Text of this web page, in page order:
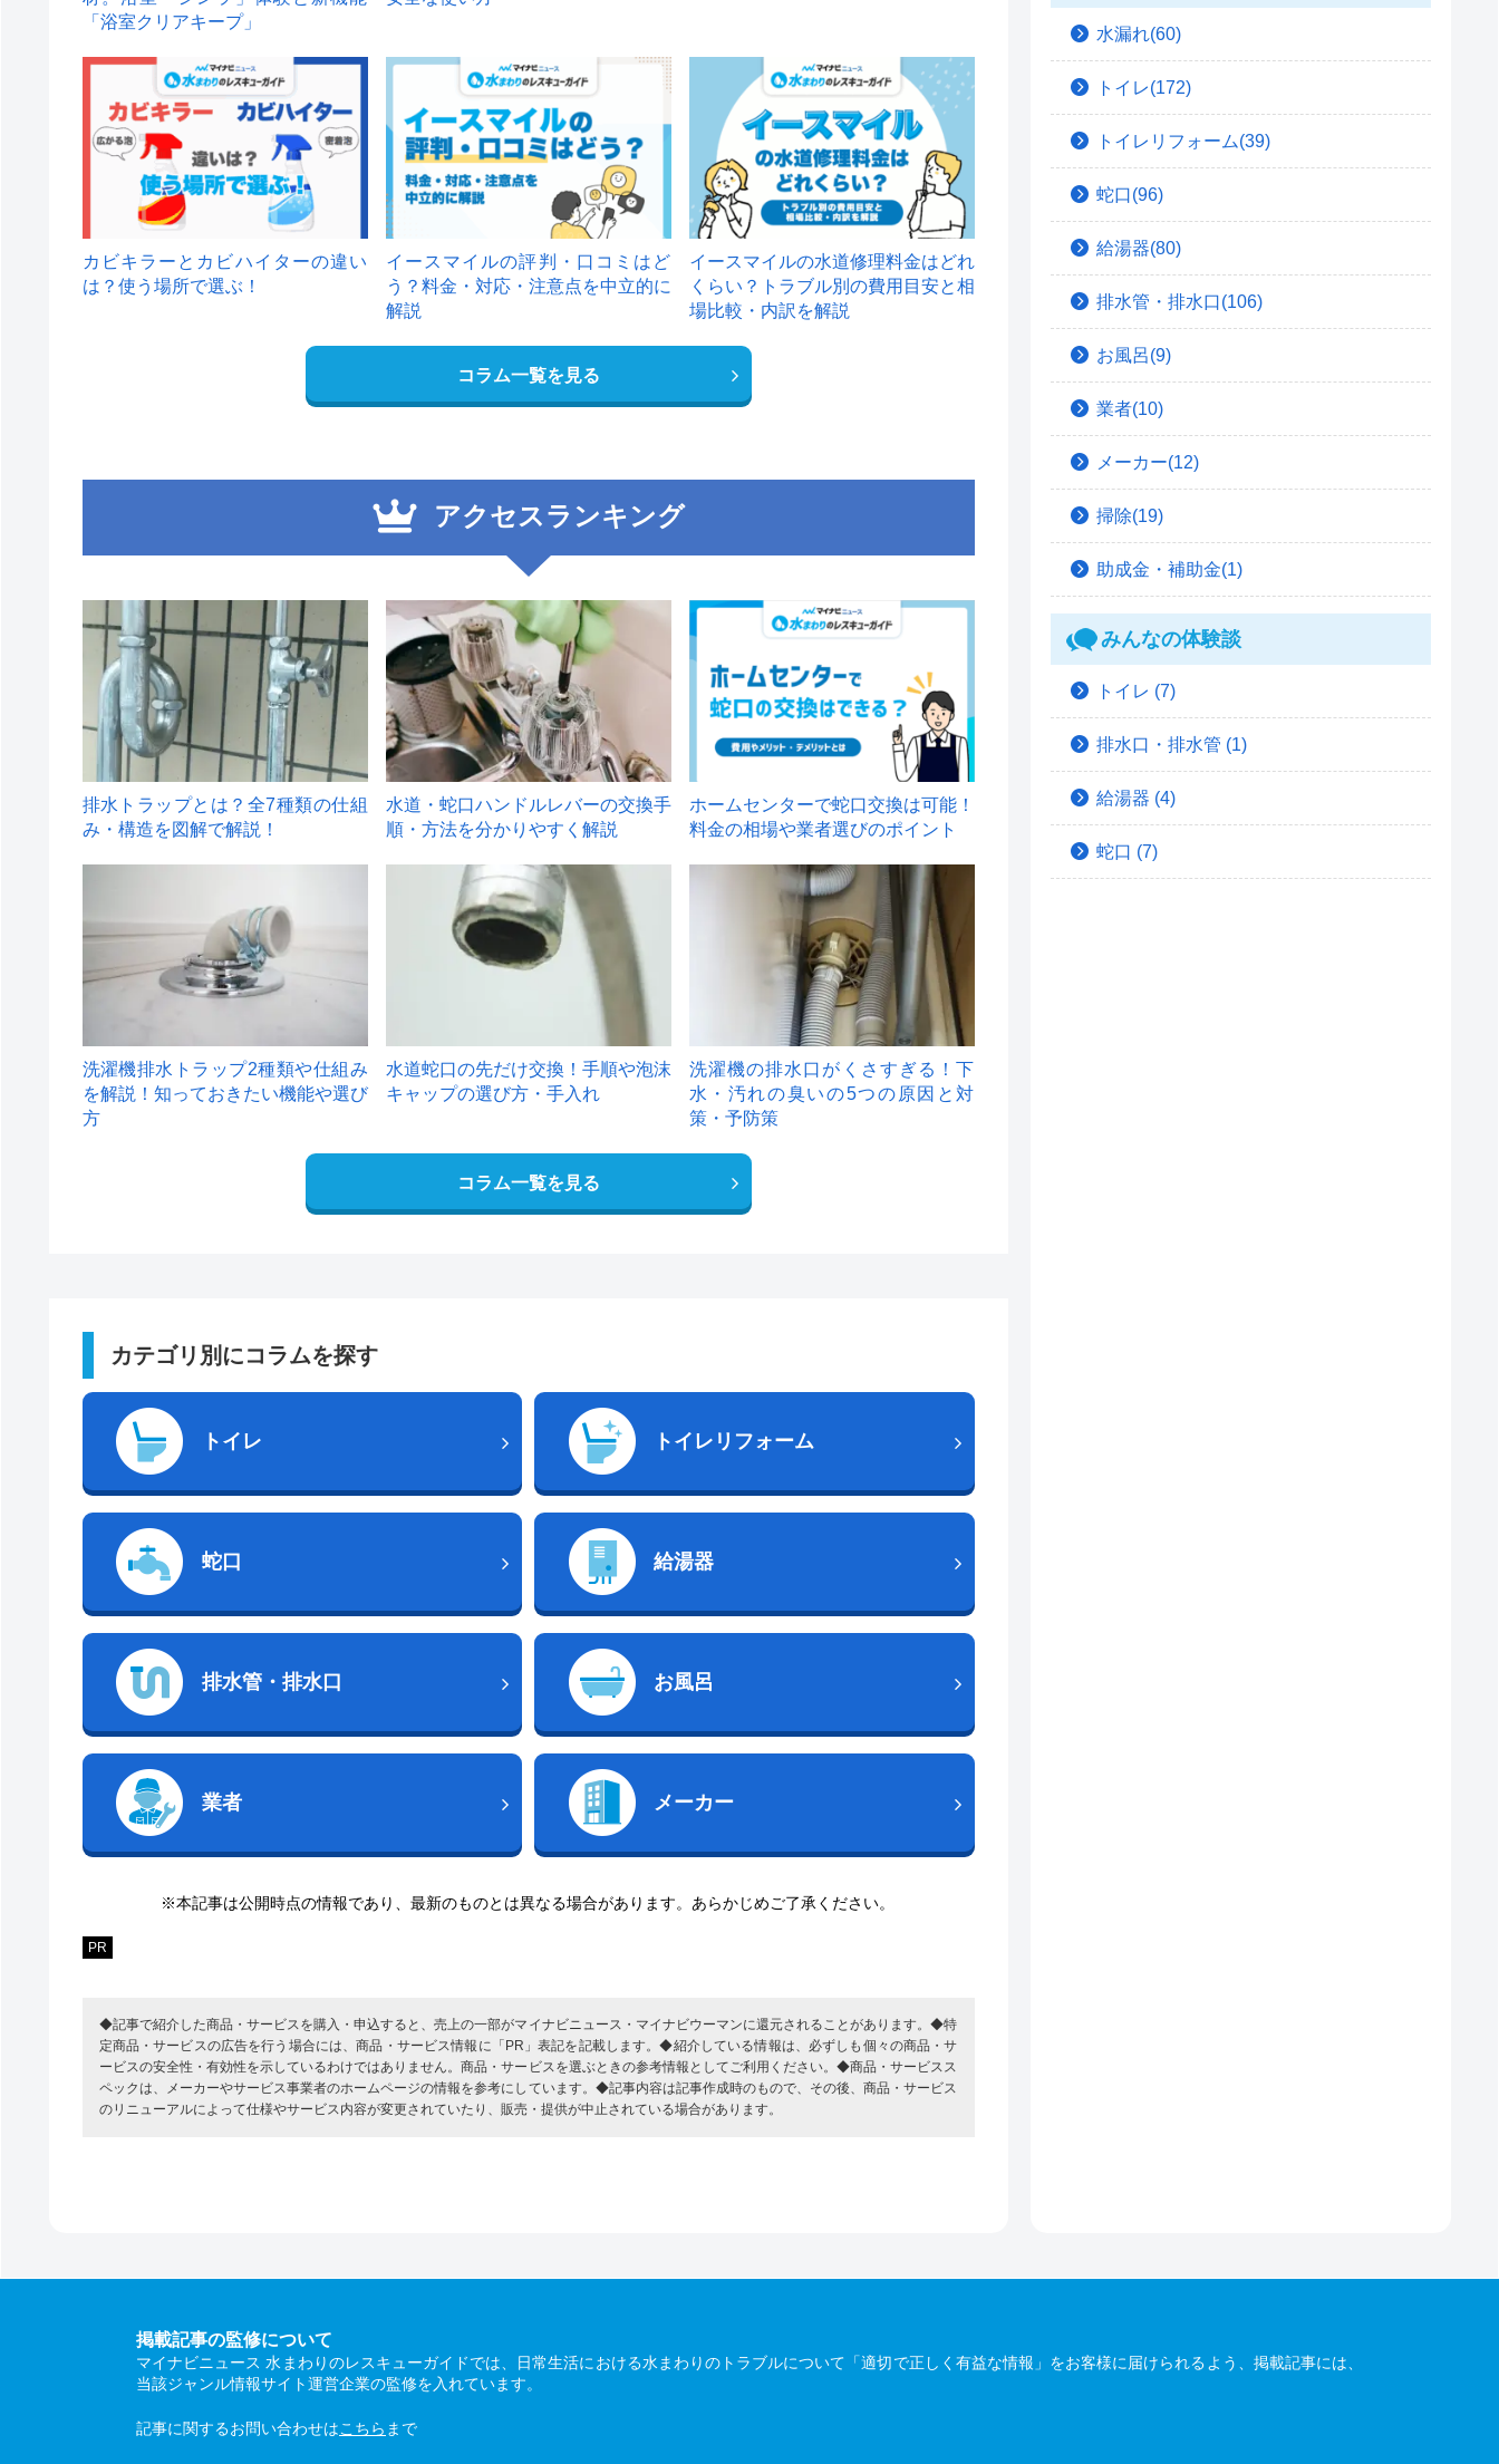
「浴室クリアキープ」
カビキラーとカビハイターの違い
は？使う場所で選ぶ！
イースマイルの評判・口コミはど
う？料金・対応・注意点を中立的に
解説
イースマイルの水道修理料金はどれ
くらい？トラブル別の費用目安と相
場比較・内訳を解説
コラム一覧を見る
アクセスランキング
1
排水トラップとは？全7種類の仕組
み・構造を図解で解説！
2
水道・蛇口ハンドルレバーの交換手
順・方法を分かりやすく解説
ホームセンターで蛇口交換は可能！
料金の相場や業者選びのポイント
洗濯機排水トラップ2種類や仕組み
を解説！知っておきたい機能や選び
方
水道蛇口の先だけ交換！手順や泡沫
キャップの選び方・手入れ
洗濯機の排水口がくさすぎる！下
水・汚れの臭いの5つの原因と対
策・予防策
コラム一覧を見る
カテゴリ別にコラムを探す
トイレ トイレリフォーム
蛇口 給湯器
排水管・排水口 お風呂
業者 メーカー
※本記事は公開時点の情報であり、最新のものとは異なる場合があります。あらかじめご了承ください。
PR
◆記事で紹介した商品・サービスを購入・申込すると、売上の一部がマイナビニュース・マイナビウーマンに還元されることがあります。◆特
定商品・サービスの広告を行う場合には、商品・サービス情報に「PR」表記を記載します。◆紹介している情報は、必ずしも個々の商品・サ
ービスの安全性・有効性を示しているわけではありません。商品・サービスを選ぶときの参考情報としてご利用ください。◆商品・サービスス
ペックは、メーカーやサービス事業者のホームページの情報を参考にしています。◆記事内容は記事作成時のもので、その後、商品・サービス
のリニューアルによって仕様やサービス内容が変更されていたり、販売・提供が中止されている場合があります。
水漏れ(60)
トイレ(172)
トイレリフォーム(39)
蛇口(96)
給湯器(80)
排水管・排水口(106)
お風呂(9)
業者(10)
メーカー(12)
掃除(19)
助成金・補助金(1)
みんなの体験談
トイレ (7)
排水口・排水管 (1)
給湯器 (4)
蛇口 (7)
掲載記事の監修について
マイナビニュース 水まわりのレスキューガイドでは、日常生活における水まわりのトラブルについて「適切で正しく有益な情報」をお客様に届けられるよう、掲載記事には、
当該ジャンル情報サイト運営企業の監修を入れています。
記事に関するお問い合わせはこちら まで